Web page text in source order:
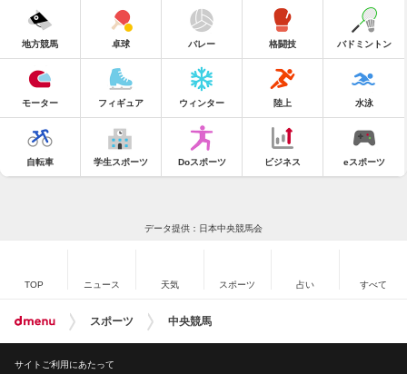
地方競馬 卓球 バレー 格闘技 バドミントン
モーター フィギュア ウィンター 陸上 水泳
自転車 学生スポーツ Doスポーツ ビジネス eスポーツ
データ提供：日本中央競馬会
TOP ニュース 天気 スポーツ 占い すべて
スポーツ 中央競馬
サイトご利用にあたって